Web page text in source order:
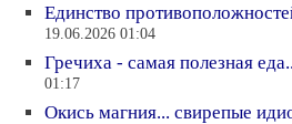
Единство
19.06.2026 01:04
Гречиха - самая полезная
01:17
Окись магния... свирепые